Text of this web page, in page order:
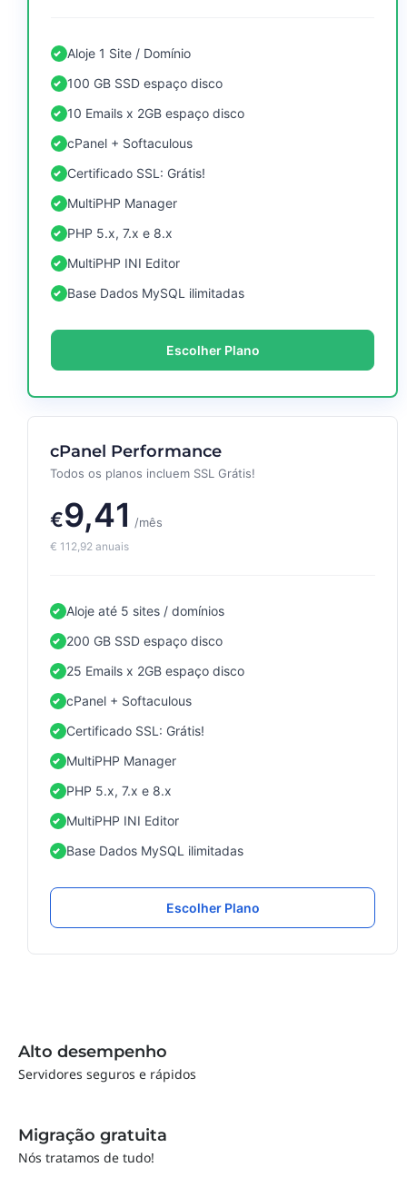
Aloje 1 Site / Domínio
100 GB SSD espaço disco
10 Emails x 2GB espaço disco
cPanel + Softaculous
Certificado SSL: Grátis!
MultiPHP Manager
PHP 5.x, 7.x e 8.x
MultiPHP INI Editor
Base Dados MySQL ilimitadas
Escolher Plano
cPanel Performance
Todos os planos incluem SSL Grátis!
€9,41 /mês
€ 112,92 anuais
Aloje até 5 sites / domínios
200 GB SSD espaço disco
25 Emails x 2GB espaço disco
cPanel + Softaculous
Certificado SSL: Grátis!
MultiPHP Manager
PHP 5.x, 7.x e 8.x
MultiPHP INI Editor
Base Dados MySQL ilimitadas
Escolher Plano
Alto desempenho
Servidores seguros e rápidos
Migração gratuita
Nós tratamos de tudo!